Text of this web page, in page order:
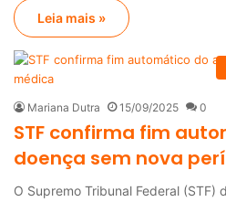
Leia mais »
Mariana Dutra 15/09/2025 0
STF confirma fim
doença sem nova
O Supremo Tribunal Federal (STF)